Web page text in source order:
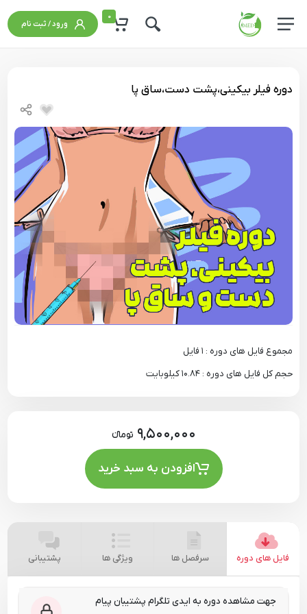
0
ورود / ثبت نام
دوره فیلر بیکینی،پشت دست،ساق پا
مجموع فایل های دوره : 1 فایل
حجم کل فایل های دوره : 10.84 کیلوبایت
9,500,000 تومانءء
افزودن به سبد خرید
فایل های دوره سرفصل ها ویژگی ها پشتیبانی
جهت مشاهده دوره به ایدی تلگرام پشتیبان پیام